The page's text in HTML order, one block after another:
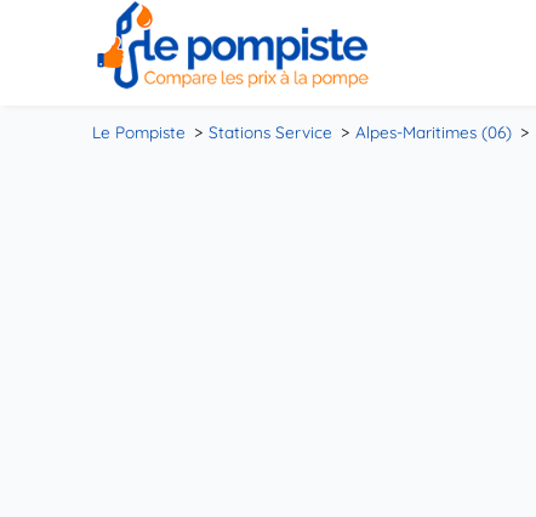
Le Pompiste Stations Service Alpes-Maritimes (06)